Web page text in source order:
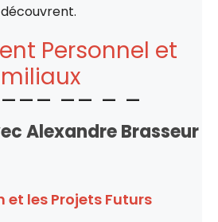
Personnel et
Alexandre Brasseur
et les Projets Futurs